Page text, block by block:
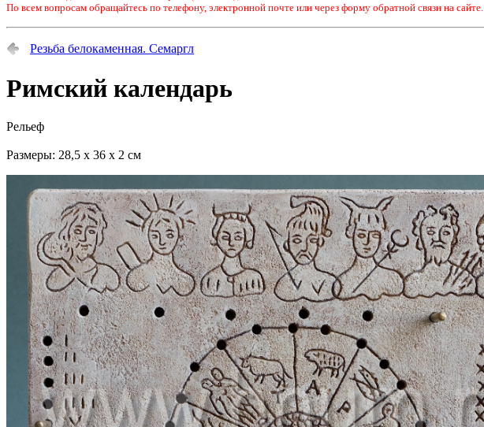
По всем вопросам обращайтесь по телефону, электронной почте или через форму обратной связи на сайте.
Резьба белокаменная. Семаргл
Римский календарь
Рельеф
Размеры: 28,5 х 36 х 2 см